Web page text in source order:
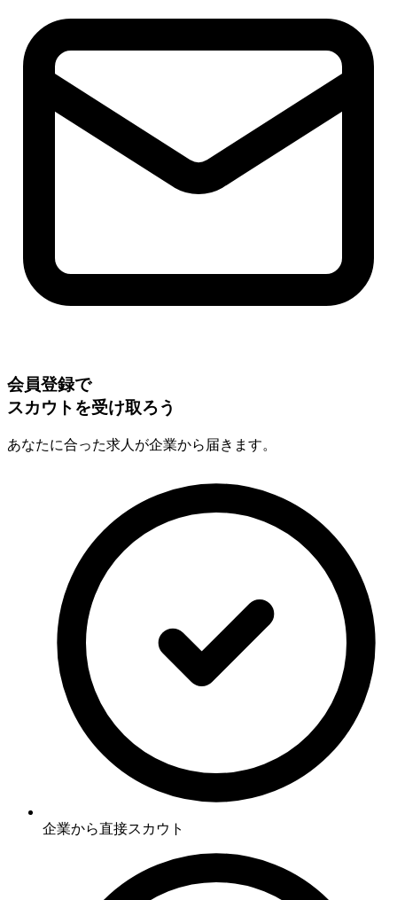
会員登録で
スカウトを受け取ろう
あなたに合った求人が企業から届きます。
企業から直接スカウト